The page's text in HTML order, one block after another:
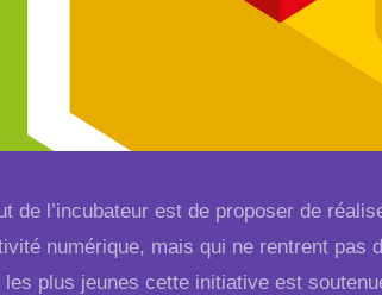
de l’incubateur est de proposer de
numérique, mais qui ne rentrent pas
les plus jeunes cette initiative est